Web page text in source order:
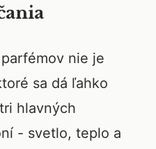
nie je
sa dá ľahko
hlavných
- svetlo, teplo a